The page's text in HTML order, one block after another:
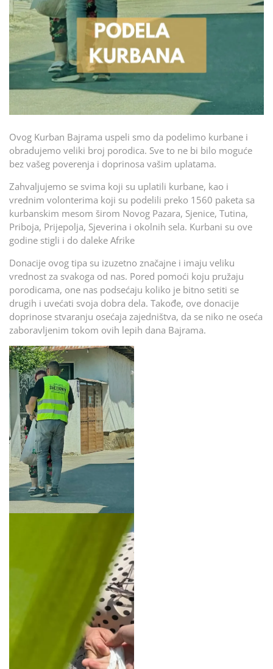
Ovog Kurban Bajrama uspeli smo da podelimo kurbane i
obradujemo veliki broj porodica. Sve to ne bi bilo moguće
bez vašeg poverenja i doprinosa vašim uplatama.
Zahvaljujemo se svima koji su uplatili kurbane, kao i
vrednim volonterima koji su podelili preko 1560 paketa sa
kurbanskim mesom širom Novog Pazara, Sjenice, Tutina,
Priboja, Prijepolja, Sjeverina i okolnih sela. Kurbani su ove
godine stigli i do daleke Afrike
Donacije ovog tipa su izuzetno značajne i imaju veliku
vrednost za svakoga od nas. Pored pomoći koju pružaju
porodicama, one nas podsećaju koliko je bitno setiti se
drugih i uvećati svoja dobra dela. Takođe, ove donacije
doprinose stvaranju osećaja zajedništva, da se niko ne oseća
zaboravljenim tokom ovih lepih dana Bajrama.